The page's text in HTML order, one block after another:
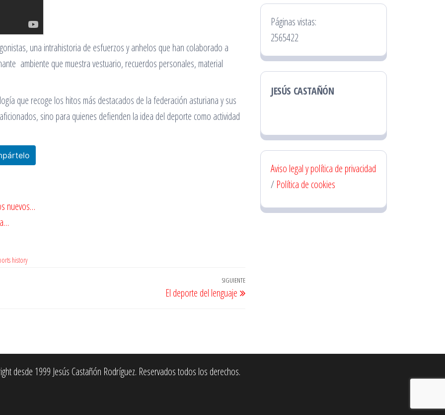
una intrahistoria de esfuerzos y anhelos que han colaborado a
ambiente que muestra vestuario, recuerdos personales, material
que recoge los hitos más destacados de la federación asturiana y sus
sino para quienes defienden la idea del deporte como actividad
nuevos…
history
Entrada
siguiente
SIGUIENTE
El deporte del lenguaje
Páginas vistas:
2565422
JESÚS CASTAÑÓN
Aviso legal y política de privacidad
/ Política de cookies
desde 1999 Jesús Castañón Rodríguez. Reservados todos los derechos.